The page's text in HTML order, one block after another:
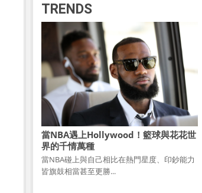
TRENDS
當NBA遇上Hollywood！籃球與花花世
界的千情萬種
當NBA碰上與自己相比在熱門星度、印鈔能力
皆旗鼓相當甚至更勝...